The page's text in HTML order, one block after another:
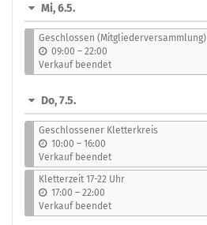
Mi, 6.5.
Geschlossen (Mitgliederversammlung)
09:00 –b
i
s
22:00
Verkauf beendet
Do, 7.5.
Geschlossener Kletterkreis
10:00 –b
i
s
16:00
Verkauf beendet
Kletterzeit 17-22 Uhr
17:00 –b
i
s
22:00
Verkauf beendet